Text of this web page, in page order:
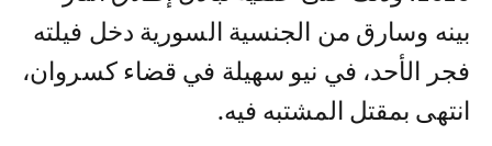
بينه وسارق من الجنسية السورية دخل فيلته
فجر الأحد، في نيو سهيلة في قضاء كسروان،
انتهى بمقتل المشتبه فيه.